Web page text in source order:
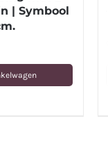
| Symbool